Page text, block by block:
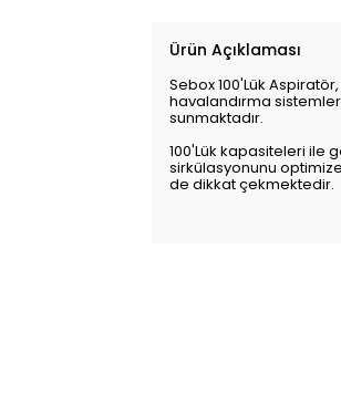
Ürün Açıklaması
Sebox 100'Lük
havalandırma
sunmaktadır.
100'Lük kapasiteleri ile
sirkülasyonunu
de dikkat çekmektedir.